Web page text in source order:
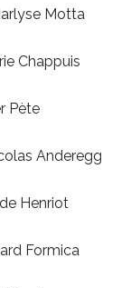
Motta
Anderegg